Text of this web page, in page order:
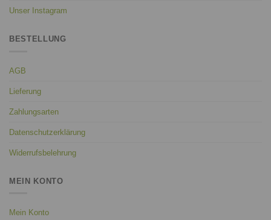
Unser Instagram
BESTELLUNG
AGB
Lieferung
Zahlungsarten
Datenschutzerklärung
Widerrufsbelehrung
MEIN KONTO
Mein Konto